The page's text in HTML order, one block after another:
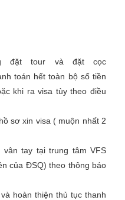
đặt tour và đặt cọc
toán hết toàn bộ số tiền
khi ra visa tùy theo điều
sơ xin visa ( muộn nhất 2
tay tại trung tâm VFS
của ĐSQ) theo thông báo
hoàn thiện thủ tục thanh